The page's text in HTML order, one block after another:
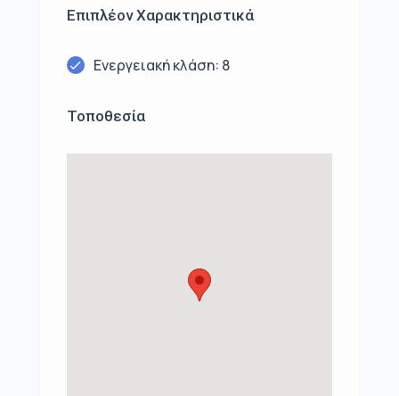
Επιπλέον Χαρακτηριστικά
Ενεργειακή κλάση: 8
Τοποθεσία